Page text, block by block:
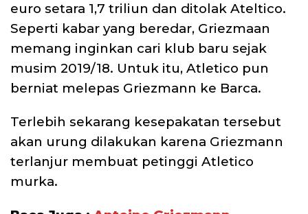
euro setara 1,7 triliun dan ditolak Ateltico.
Seperti kabar yang beredar, Griezmaan
memang inginkan cari klub baru sejak
musim 2019/18. Untuk itu, Atletico pun
berniat melepas Griezmann ke Barca.
Terlebih sekarang kesepakatan tersebut
akan urung dilakukan karena Griezmann
terlanjur membuat petinggi Atletico
murka.